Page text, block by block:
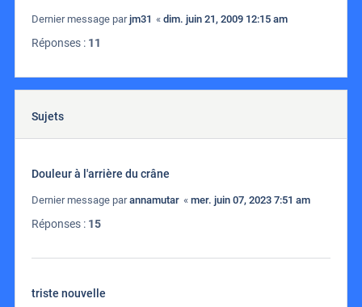
Dernier message parjm31 « dim. juin 21, 2009 12:15 am
Réponses : 11
Sujets
Douleur à l'arrière du crâne
Dernier message parannamutar « mer. juin 07, 2023 7:51 am
Réponses : 15
triste nouvelle